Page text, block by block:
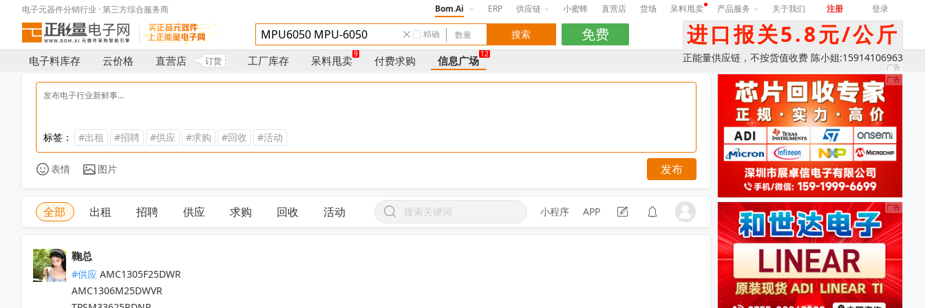
电子元器件分销行业 · 第三方综合服务商 Bom.Ai ERP 供应链 小蜜蜂 直营店 货场 呆料甩卖 产品服务 关于我们 注册 登录
精确 进口报关5.8元/公斤
正能量供应链，不按货值收费 陈小姐:15914106963
电子料库存 云价格 直营店 订货 工厂库存 呆料甩卖
9
付费求购 信息广场
12
标签： #出租 #招聘 #供应 #求购 #回收 #活动
表情 图片 发布
全部 出租 招聘 供应 求购 回收 活动 小程序 APP
鞠总
#供应 AMC1305F25DWR
AMC1306M25DWVR